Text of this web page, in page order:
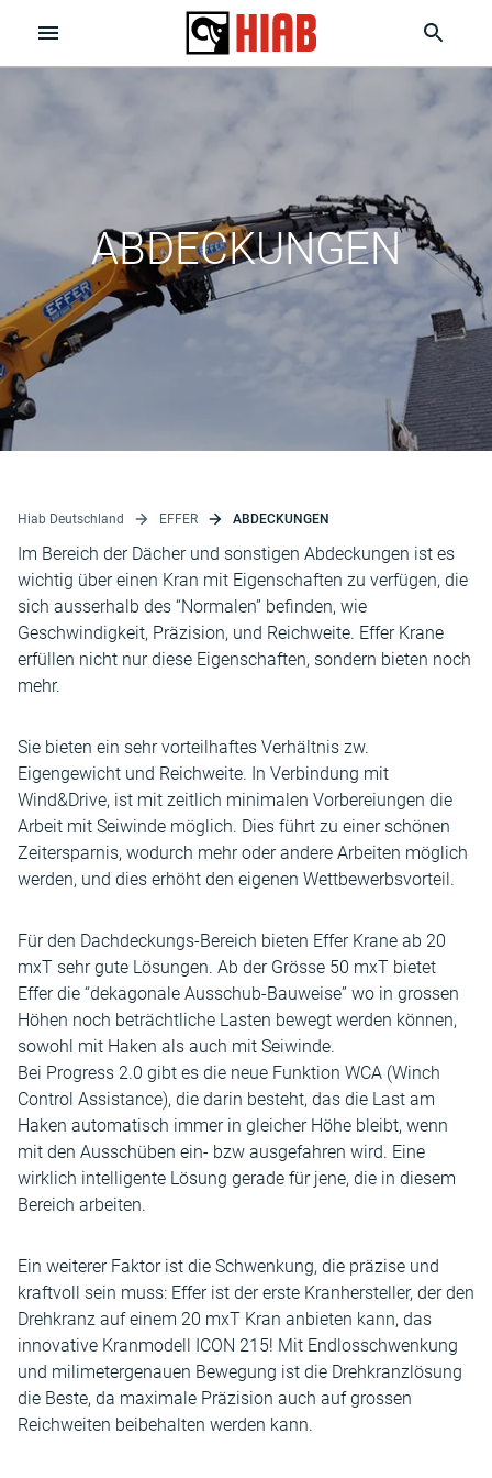
ABDECKUNGEN
Hiab Deutschland EFFER ABDECKUNGEN
Im Bereich der Dächer und sonstigen Abdeckungen ist es
wichtig über einen Kran mit Eigenschaften zu verfügen, die
sich ausserhalb des “Normalen” befinden, wie
Geschwindigkeit, Präzision, und Reichweite. Effer Krane
erfüllen nicht nur diese Eigenschaften, sondern bieten noch
mehr.
Sie bieten ein sehr vorteilhaftes Verhältnis zw.
Eigengewicht und Reichweite. In Verbindung mit
Wind&Drive, ist mit zeitlich minimalen Vorbereiungen die
Arbeit mit Seiwinde möglich. Dies führt zu einer schönen
Zeitersparnis, wodurch mehr oder andere Arbeiten möglich
werden, und dies erhöht den eigenen Wettbewerbsvorteil.
Für den Dachdeckungs-Bereich bieten Effer Krane ab 20
mxT sehr gute Lösungen. Ab der Grösse 50 mxT bietet
Effer die “dekagonale Ausschub-Bauweise” wo in grossen
Höhen noch beträchtliche Lasten bewegt werden können,
sowohl mit Haken als auch mit Seiwinde.
Bei Progress 2.0 gibt es die neue Funktion WCA (Winch
Control Assistance), die darin besteht, das die Last am
Haken automatisch immer in gleicher Höhe bleibt, wenn
mit den Ausschüben ein- bzw ausgefahren wird. Eine
wirklich intelligente Lösung gerade für jene, die in diesem
Bereich arbeiten.
Ein weiterer Faktor ist die Schwenkung, die präzise und
kraftvoll sein muss: Effer ist der erste Kranhersteller, der den
Drehkranz auf einem 20 mxT Kran anbieten kann, das
innovative Kranmodell ICON 215! Mit Endlosschwenkung
und milimetergenauen Bewegung ist die Drehkranzlösung
die Beste, da maximale Präzision auch auf grossen
Reichweiten beibehalten werden kann.